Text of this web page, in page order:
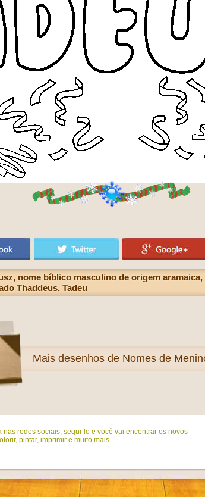
nome bíblico masculino de origem
Thaddeus, Tadeu
Mais desenhos de Nomes de
nas redes sociais, segui-lo e você vai encontrar os novos
pintar, imprimir e muito mais.